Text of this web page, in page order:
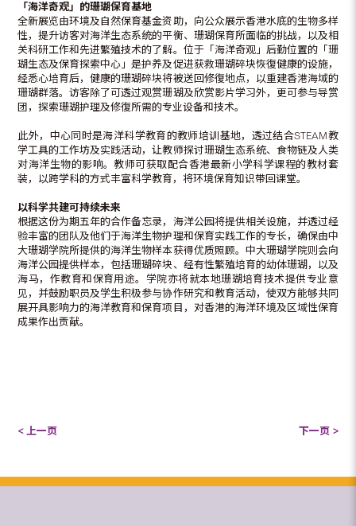
「海洋奇观」的珊瑚保育基地
全新展览由环境及自然保育基金资助，向公众展示香港水底的生物多样
性，提升访客对海洋生态系统的平衡、珊瑚保育所面临的挑战，以及相
关科研工作和先进繁殖技术的了解。位于「海洋奇观」后勤位置的「珊
瑚生态及保育探索中心」是护养及促进获救珊瑚碎块恢復健康的设施，
经悉心培育后，健康的珊瑚碎块将被送回修復地点，以重建香港海域的
珊瑚群落。访客除了可透过观赏珊瑚及欣赏影片学习外，更可参与导赏
团，探索珊瑚护理及修復所需的专业设备和技术。
此外，中心同时是海洋科学教育的教师培训基地，透过结合STEAM教
学工具的工作坊及实践活动，让教师探讨珊瑚生态系统、食物链及人类
对海洋生物的影响。教师可获取配合香港最新小学科学课程的教材套
装，以跨学科的方式丰富科学教育，将环境保育知识带回课堂。
以科学共建可持续未来
根据这份为期五年的合作备忘录，海洋公园将提供相关设施，并透过经
验丰富的团队及他们于海洋生物护理和保育实践工作的专长，确保由中
大珊瑚学院所提供的海洋生物样本获得优质照顾。中大珊瑚学院则会向
海洋公园提供样本，包括珊瑚碎块、经有性繁殖培育的幼体珊瑚，以及
海马，作教育和保育用途。学院亦将就本地珊瑚培育技术提供专业意
见，并鼓励职员及学生积极参与协作研究和教育活动，使双方能够共同
展开具影响力的海洋教育和保育项目，对香港的海洋环境及区域性保育
成果作出贡献。
< 上一页 下一页 >